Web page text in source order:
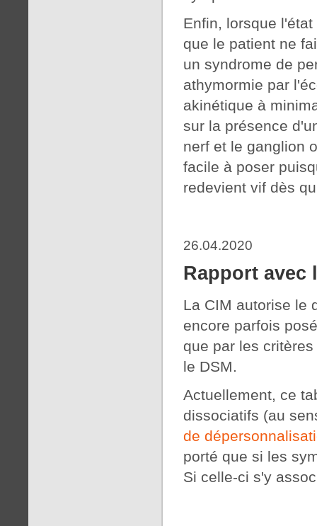
Enfin, lorsque
que le patient ne
un syndrome de
athymormie par
akinétique à
sur la présence
nerf et le ganglion
facile à poser
redevient vif dès
26.04.2020
Rapport avec
La CIM autorise le
encore parfois
que par les
le DSM.
Actuellement, ce
dissociatifs (au
de
porté que si les
Si celle-ci s'y